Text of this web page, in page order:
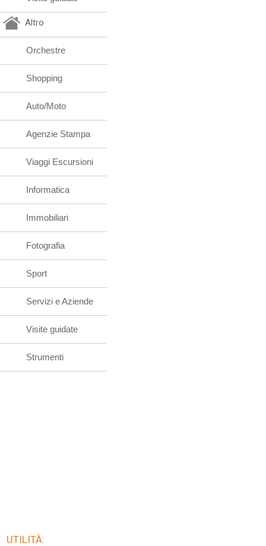
Altro
Orchestre
Shopping
Auto/Moto
Agenzie Stampa
Viaggi Escursioni
Informatica
Immobiliari
Fotografia
Sport
Servizi e Aziende
Visite guidate
Strumenti
UTILITÀ: